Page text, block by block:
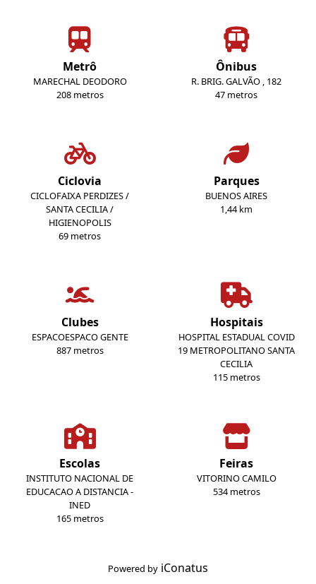
Metrô
MARECHAL DEODORO
208 metros
Ônibus
R. BRIG. GALVÃO , 182
47 metros
Ciclovia
CICLOFAIXA PERDIZES /
SANTA CECILIA /
HIGIENOPOLIS
69 metros
Parques
BUENOS AIRES
1,44 km
Clubes
ESPACOESPACO GENTE
887 metros
Hospitais
HOSPITAL ESTADUAL COVID
19 METROPOLITANO SANTA
CECILIA
115 metros
Escolas
INSTITUTO NACIONAL DE
EDUCACAO A DISTANCIA -
INED
165 metros
Feiras
VITORINO CAMILO
534 metros
Powered by iConatus